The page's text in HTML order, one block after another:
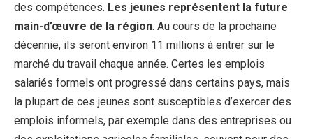
des compétences. Les jeunes représentent la future
main-d’œuvre de la région. Au cours de la prochaine
décennie, ils seront environ 11 millions à entrer sur le
marché du travail chaque année. Certes les emplois
salariés formels ont progressé dans certains pays, mais
la plupart de ces jeunes sont susceptibles d’exercer des
emplois informels, par exemple dans des entreprises ou